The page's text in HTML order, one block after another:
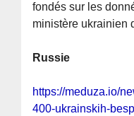
fondés sur les
ministère ukrainien
Russie
https://meduza.io/
400-ukrainskih-